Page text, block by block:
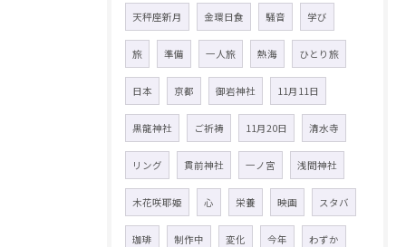
天秤座新月 金環日食 騒音 学び
旅 準備 一人旅 熱海 ひとり旅
日本 京都 御岩神社 11月11日
黒龍神社 ご祈祷 11月20日 清水寺
リング 貫前神社 一ノ宮 浅間神社
木花咲耶姫 心 栄養 映画 スタバ
珈琲 制作中 変化 今年 わずか